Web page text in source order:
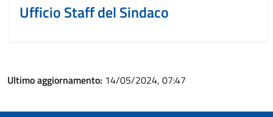
Ufficio Staff del Sindaco
Ultimo aggiornamento: 14/05/2024, 07:47